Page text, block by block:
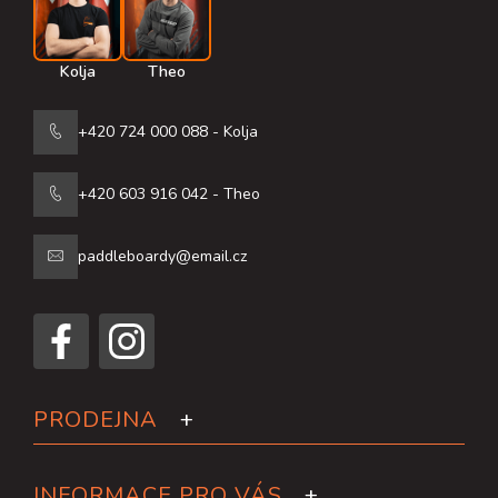
Kolja Theo
+420 724 000 088 - Kolja
+420 603 916 042 - Theo
paddleboardy@email.cz
PRODEJNA